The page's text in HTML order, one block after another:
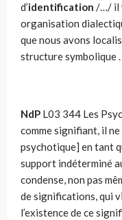
d’identification /…/ il
organisation
que nous avons
structure symbolique .
NdP L03 344 Les
comme signifiant, il
psychotique] en tant
support indéterminé
condense, non pas
de significations, qui
l’existence de ce